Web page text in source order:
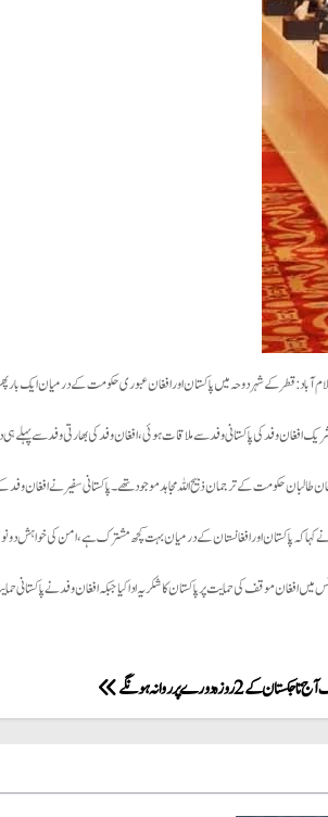
آباد: قطر کے شہر دوحہ میں پاکستان اور افغان عبوری حکومت کے درمیان ایک بار
افغان وفد کی پاکستانی وفد سے ملاقات ہوئی، افغان وفد کی بھارتی وفد سے پہلے
طالبان حکومت کے ترجمان ذبیح اللہ مجاہد موجود تھے۔ پاکستانی سفیر نے افغان وفد
نے کہا کہ پاکستان اور افغانستان کے درمیان بہت کچھ مشترک ہے، امن کی خواہش
موقف کی حمایت پر پاکستان کا شکریہ ادا کیا جبکہ افغان وفد نے پاکستانی
روزہ دورے پر روانہ ہونگے